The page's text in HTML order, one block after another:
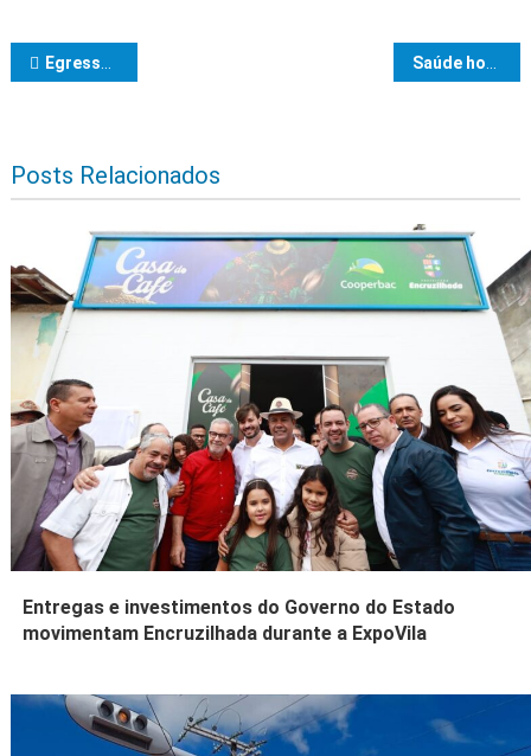
Navegação de Post
Egresso da Uesc participa de evento internacional de Triathlon, na Guatemala
Posts Relacionados
Entregas e investimentos do Governo do Estado
movimentam Encruzilhada durante a ExpoVila